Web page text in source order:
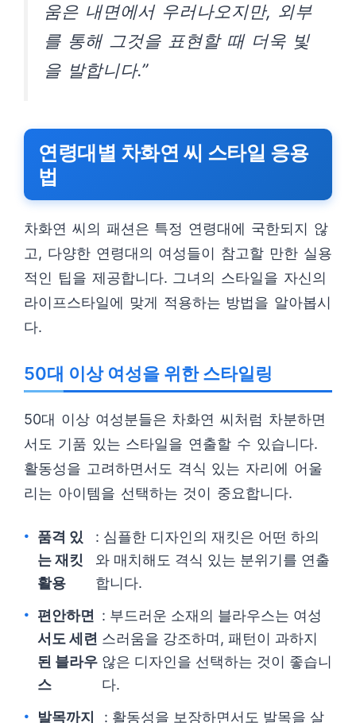
움은 내면에서 우러나오지만, 외부
를 통해 그것을 표현할 때 더욱 빛
을 발합니다.”
연령대별 차화연 씨 스타일 응용
법
차화연 씨의 패션은 특정 연령대에 국한되지 않
고, 다양한 연령대의 여성들이 참고할 만한 실용
적인 팁을 제공합니다. 그녀의 스타일을 자신의
라이프스타일에 맞게 적용하는 방법을 알아봅시
다.
50대 이상 여성을 위한 스타일링
50대 이상 여성분들은 차화연 씨처럼 차분하면
서도 기품 있는 스타일을 연출할 수 있습니다.
활동성을 고려하면서도 격식 있는 자리에 어울
리는 아이템을 선택하는 것이 중요합니다.
품격 있
는 재킷
활용
: 심플한 디자인의 재킷은 어떤 하의
와 매치해도 격식 있는 분위기를 연출
합니다.
편안하면
서도 세련
된 블라우
스
: 부드러운 소재의 블라우스는 여성
스러움을 강조하며, 패턴이 과하지
않은 디자인을 선택하는 것이 좋습니
다.
발목까지
: 활동성을 보장하면서도 발목을 살